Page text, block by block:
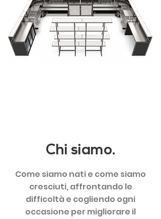
Chi siamo.
Come siamo nati e come siamo
cresciuti, affrontando le
difficoltà e cogliendo ogni
occasione per migliorare il